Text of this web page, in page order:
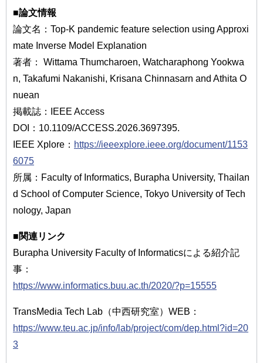
■論文情報
論文名：Top-K pandemic feature selection using Approxi
mate Inverse Model Explanation
著者： Wittama Thumcharoen, Watcharaphong Yookwa
n, Takafumi Nakanishi, Krisana Chinnasarn and Athita O
nuean
掲載誌：IEEE Access
DOI：10.1109/ACCESS.2026.3697395.
IEEE Xplore： https://ieeexplore.ieee.org/document/1153
6075
所属：Faculty of Informatics, Burapha University, Thailan
d School of Computer Science, Tokyo University of Tech
nology, Japan
■関連リンク
Burapha University Faculty of Informaticsによる紹介記
事：
https://www.informatics.buu.ac.th/2020/?p=15555
TransMedia Tech Lab（中西研究室）WEB：
https://www.teu.ac.jp/info/lab/project/com/dep.html?id=20
3